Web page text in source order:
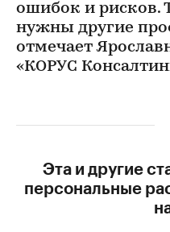
ошибок и рисков.
нужны другие
отмечает
«КОРУС
Эта и другие
персональные